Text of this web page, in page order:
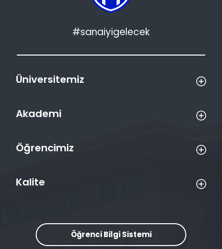
#sanaiyigelecek
Üniversitemiz
Akademi
Öğrencimiz
Kalite
Öğrenci Bilgi Sistemi